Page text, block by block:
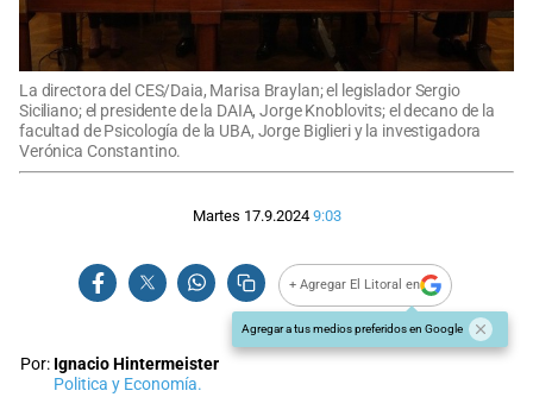
La directora del CES/Daia, Marisa Braylan; el legislador Sergio
Siciliano; el presidente de la DAIA, Jorge Knoblovits; el decano de la
facultad de Psicología de la UBA, Jorge Biglieri y la investigadora
Verónica Constantino.
Martes 17.9.2024 9:03
+ Agregar El Litoral en
Agregar a tus medios preferidos en Google
Por: Ignacio Hintermeister
Politica y Economía.